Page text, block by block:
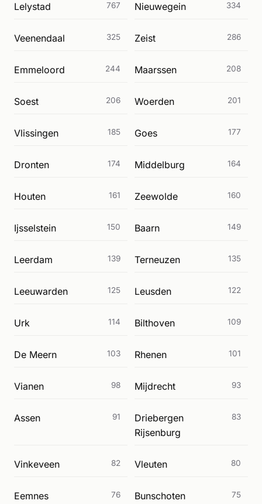
Lelystad 767 Nieuwegein 334
Veenendaal 325 Zeist 286
Emmeloord 244 Maarssen 208
Soest 206 Woerden 201
Vlissingen 185 Goes 177
Dronten 174 Middelburg 164
Houten 161 Zeewolde 160
Ijsselstein 150 Baarn 149
Leerdam 139 Terneuzen 135
Leeuwarden 125 Leusden 122
Urk 114 Bilthoven 109
De Meern 103 Rhenen 101
Vianen 98 Mijdrecht 93
Assen 91
Driebergen
Rijsenburg
83
Vinkeveen 82 Vleuten 80
Eemnes 76
Bunschoten
75